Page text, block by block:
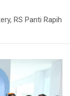
RS Panti Rapih